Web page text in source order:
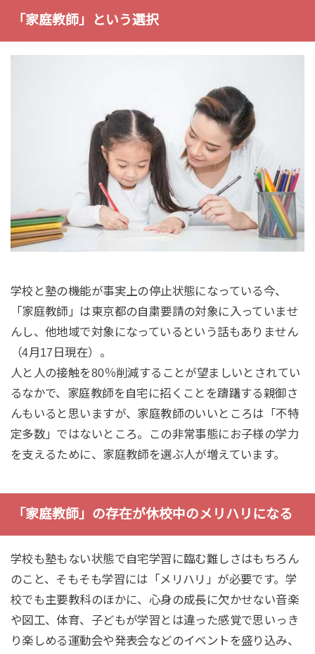
「家庭教師」という選択
学校と塾の機能が事実上の停止状態になっている今、
「家庭教師」は東京都の自粛要請の対象に入っていませ
んし、他地域で対象になっているという話もありません
（4月17日現在）。
人と人の接触を80％削減することが望ましいとされてい
るなかで、家庭教師を自宅に招くことを躊躇する親御さ
んもいると思いますが、家庭教師のいいところは「不特
定多数」ではないところ。この非常事態にお子様の学力
を支えるために、家庭教師を選ぶ人が増えています。
「家庭教師」の存在が休校中のメリハリになる
学校も塾もない状態で自宅学習に臨む難しさはもちろん
のこと、そもそも学習には「メリハリ」が必要です。学
校でも主要教科のほかに、心身の成長に欠かせない音楽
や図工、体育、子どもが学習とは違った感覚で思いっき
り楽しめる運動会や発表会などのイベントを盛り込み、